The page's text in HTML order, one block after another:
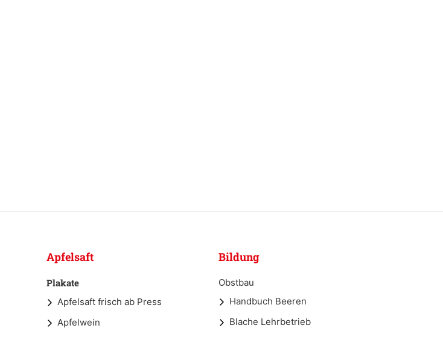
Apfelsaft
Plakate
Apfelsaft frisch ab Press
Apfelwein
Bildung
Obstbau
Handbuch Beeren
Blache Lehrbetrieb